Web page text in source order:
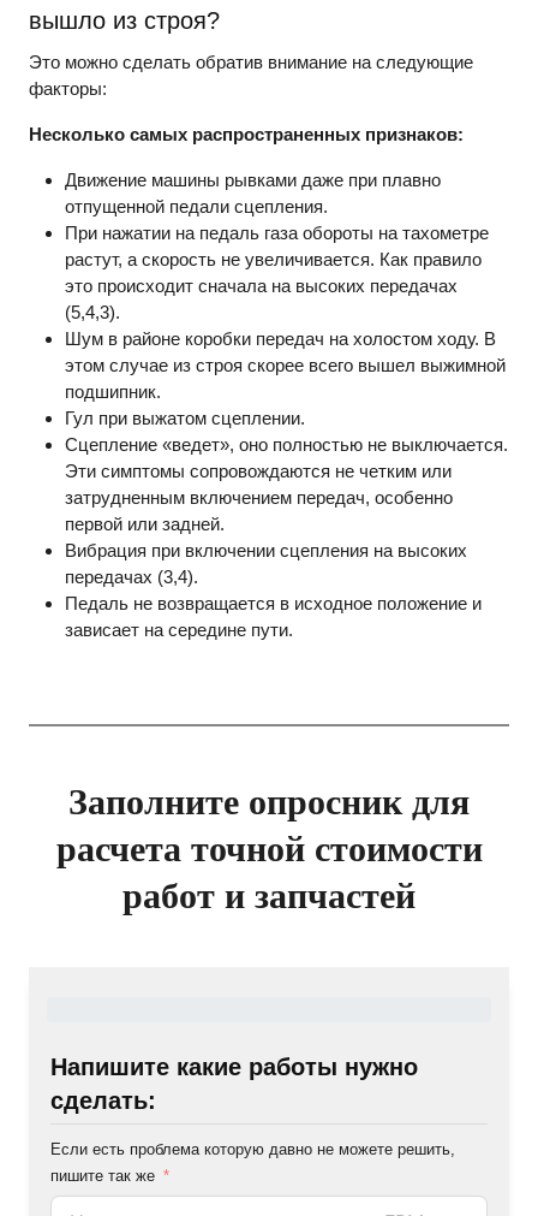
вышло из строя?
Это можно сделать обратив внимание на следующие
факторы:
Несколько самых распространенных признаков:
Движение машины рывками даже при плавно
отпущенной педали сцепления.
При нажатии на педаль газа обороты на тахометре
растут, а скорость не увеличивается. Как правило
это происходит сначала на высоких передачах
(5,4,3).
Шум в районе коробки передач на холостом ходу. В
этом случае из строя скорее всего вышел выжимной
подшипник.
Гул при выжатом сцеплении.
Сцепление «ведет», оно полностью не выключается.
Эти симптомы сопровождаются не четким или
затрудненным включением передач, особенно
первой или задней.
Вибрация при включении сцепления на высоких
передачах (3,4).
Педаль не возвращается в исходное положение и
зависает на середине пути.
Заполните опросник для
расчета точной стоимости
работ и запчастей
Напишите какие работы нужно
сделать:
Если есть проблема которую давно не можете решить,
пишите так же